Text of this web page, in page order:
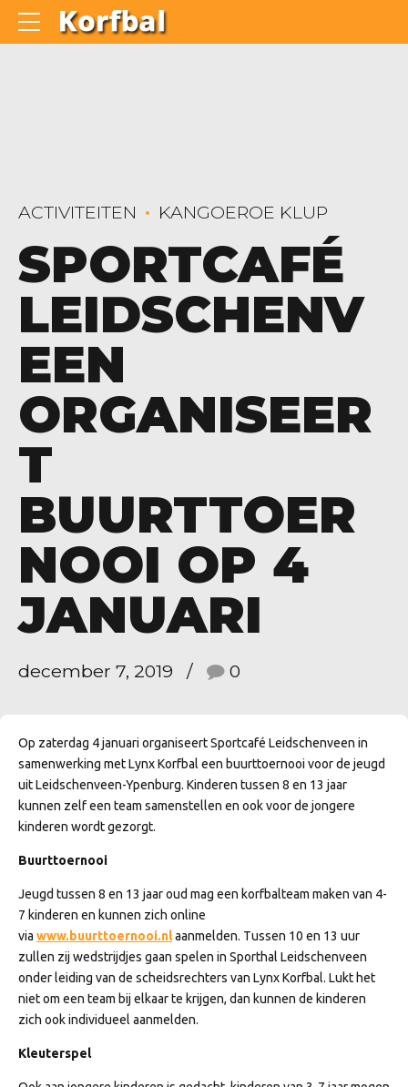
ACTIVITEITEN KANGOEROE KLUP
SPORTCAFÉ
LEIDSCHENV
EEN
ORGANISEER
T
BUURTTOER
NOOI OP 4
JANUARI
december 7, 2019 0
Op zaterdag 4 januari organiseert Sportcafé Leidschenveen in
samenwerking met Lynx Korfbal een buurttoernooi voor de jeugd
uit Leidschenveen-Ypenburg. Kinderen tussen 8 en 13 jaar
kunnen zelf een team samenstellen en ook voor de jongere
kinderen wordt gezorgt.
Buurttoernooi
Jeugd tussen 8 en 13 jaar oud mag een korfbalteam maken van 4-
7 kinderen en kunnen zich online
via www.buurttoernooi.nlaanmelden. Tussen 10 en 13 uur
zullen zij wedstrijdjes gaan spelen in Sporthal Leidschenveen
onder leiding van de scheidsrechters van Lynx Korfbal. Lukt het
niet om een team bij elkaar te krijgen, dan kunnen de kinderen
zich ook individueel aanmelden.
Kleuterspel